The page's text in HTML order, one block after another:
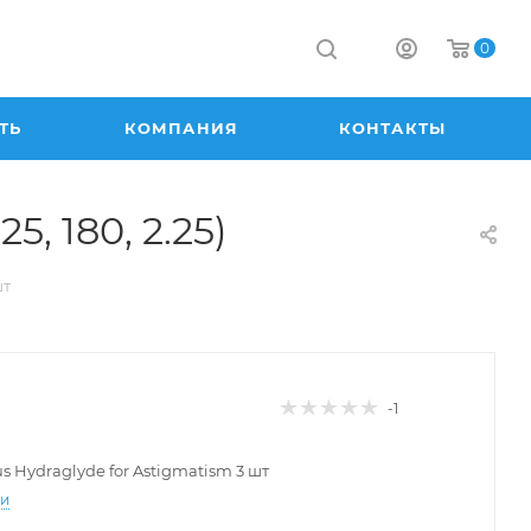
0
КОМПАНИЯ КОНТАКТЫ
180, 2.25)
-1
Hydraglyde for Astigmatism 3 шт